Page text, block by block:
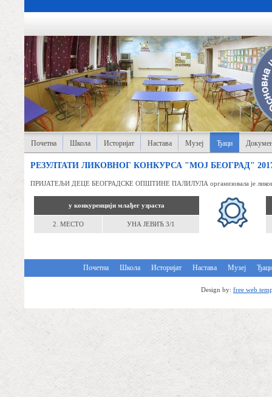
Почетна Школа Историјат Настава Музеј Ђаци
РЕЗУЛТАТИ ЛИКОВНОГ КОНКУРСА "МОЈ БЕОГРАД" 2017/
ПРИЈАТЕЉИ ДЕЦЕ БЕОГРАДСКЕ ОПШТИНЕ ПАЛИЛУЛА организовала је ликовни
у конкуренцији млађег узраста
2. МЕСТО УНА ЈЕВИЋ 3/1
Почетна Школа Историјат Настава Музеј Ђаци
Design by: free web